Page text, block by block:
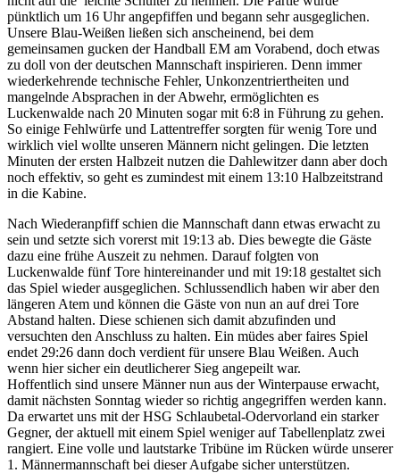
pünktlich um 16 Uhr angepfiffen und begann sehr ausgeglichen.
Unsere Blau-Weißen ließen sich anscheinend, bei dem
gemeinsamen gucken der Handball EM am Vorabend, doch etwas
zu doll von der deutschen Mannschaft inspirieren. Denn immer
wiederkehrende technische Fehler, Unkonzentriertheiten und
mangelnde Absprachen in der Abwehr, ermöglichten es
Luckenwalde nach 20 Minuten sogar mit 6:8 in Führung zu gehen.
So einige Fehlwürfe und Lattentreffer sorgten für wenig Tore und
wirklich viel wollte unseren Männern nicht gelingen. Die letzten
Minuten der ersten Halbzeit nutzen die Dahlewitzer dann aber doch
noch effektiv, so geht es zumindest mit einem 13:10 Halbzeitstrand
in die Kabine.
Nach Wiederanpfiff schien die Mannschaft dann etwas erwacht zu
sein und setzte sich vorerst mit 19:13 ab. Dies bewegte die Gäste
dazu eine frühe Auszeit zu nehmen. Darauf folgten von
Luckenwalde fünf Tore hintereinander und mit 19:18 gestaltet sich
das Spiel wieder ausgeglichen. Schlussendlich haben wir aber den
längeren Atem und können die Gäste von nun an auf drei Tore
Abstand halten. Diese schienen sich damit abzufinden und
versuchten den Anschluss zu halten. Ein müdes aber faires Spiel
endet 29:26 dann doch verdient für unsere Blau Weißen. Auch
wenn hier sicher ein deutlicherer Sieg angepeilt war.
Hoffentlich sind unsere Männer nun aus der Winterpause erwacht,
damit nächsten Sonntag wieder so richtig angegriffen werden kann.
Da erwartet uns mit der HSG Schlaubetal-Odervorland ein starker
Gegner, der aktuell mit einem Spiel weniger auf Tabellenplatz zwei
rangiert. Eine volle und lautstarke Tribüne im Rücken würde unserer
1. Männermannschaft bei dieser Aufgabe sicher unterstützen.